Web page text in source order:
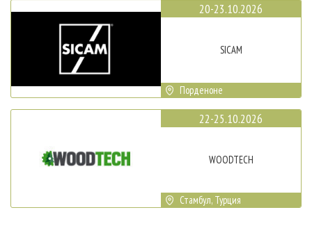
20-23.10.2026
SICAM
Порденоне
22-25.10.2026
WOODTECH
Стамбул, Турция